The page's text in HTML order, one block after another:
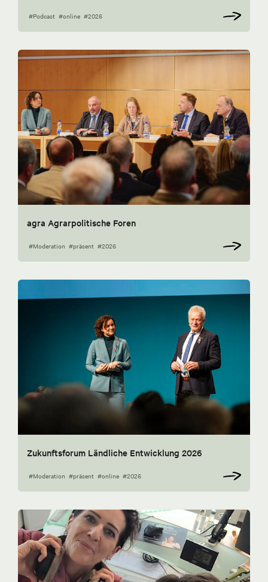
#Podcast #online #2026
agra Agrarpolitische Foren
#Moderation #präsent #2026
Zukunftsforum Ländliche Entwicklung 2026
#Moderation #präsent #online #2026